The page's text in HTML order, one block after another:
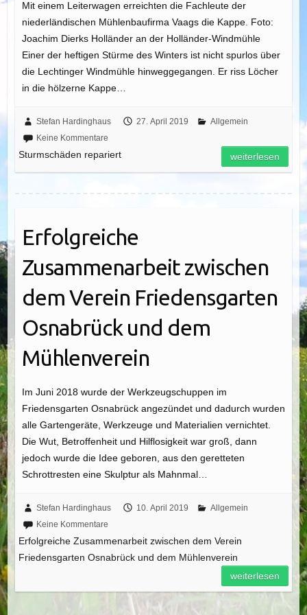
Mit einem Leiterwagen erreichten die Fachleute der
niederländischen Mühlenbaufirma Vaags die Kappe. Foto:
Joachim Dierks Holländer an der Holländer-Windmühle
Einer der heftigen Stürme des Winters ist nicht spurlos über
die Lechtinger Windmühle hinweggegangen. Er riss Löcher
in die hölzerne Kappe…
Stefan Hardinghaus 27. April 2019
Allgemein
Keine Kommentare
Sturmschäden repariert weiterlesen
Erfolgreiche
Zusammenarbeit zwischen
dem Verein Friedensgarten
Osnabrück und dem
Mühlenverein
Im Juni 2018 wurde der Werkzeugschuppen im
Friedensgarten Osnabrück angezündet und dadurch wurden
alle Gartengeräte, Werkzeuge und Materialien vernichtet.
Die Wut, Betroffenheit und Hilflosigkeit war groß, dann
jedoch wurde die Idee geboren, aus den geretteten
Schrottresten eine Skulptur als Mahnmal…
Stefan Hardinghaus 10. April 2019
Allgemein
Keine Kommentare
Erfolgreiche Zusammenarbeit zwischen dem Verein
Friedensgarten Osnabrück und dem Mühlenverein
weiterlesen